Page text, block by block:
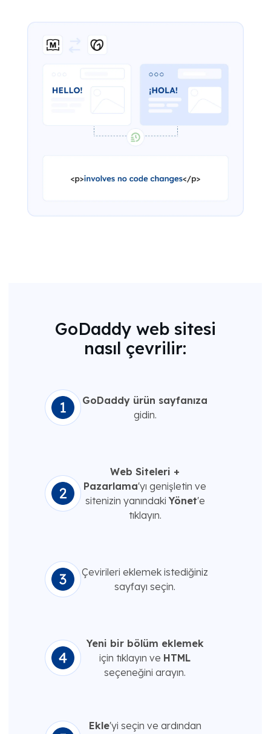
GoDaddy web sitesi
nasıl çevrilir:
GoDaddy ürün sayfanıza
gidin.
Web Siteleri +
Pazarlama'yı genişletin ve
sitenizin yanındakiYönet'e
tıklayın.
Çevirileri eklemek istediğiniz
sayfayı seçin.
Yeni bir bölüm eklemek
için tıklayın ve HTML
seçeneğini arayın.
Ekle'yi seçin ve ardından